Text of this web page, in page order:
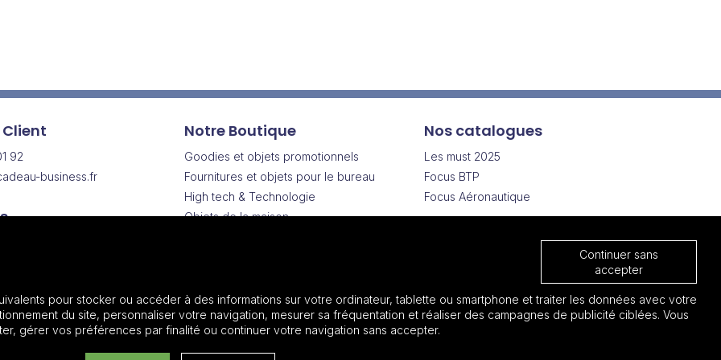
Client
92
business.fr
Notre Boutique
Goodies et objets promotionnels
Fournitures et objets pour le bureau
High tech & Technologie
Objets de la maison
Maroquinerie
Plantes et graines
Outils, bricolage et voiture
Sport et loisirs
Nos catalogues
Les must 2025
Focus BTP
Focus Aéronautique
Continuer sans
accepter
pour stocker ou accéder à des informations sur votre ordinateur, tablette ou smartphone et traiter les données avec votre
du site, personnaliser votre navigation, mesurer sa fréquentation et réaliser des campagnes de publicité ciblées. Vous
gérer vos préférences par finalité ou continuer votre navigation sans accepter.